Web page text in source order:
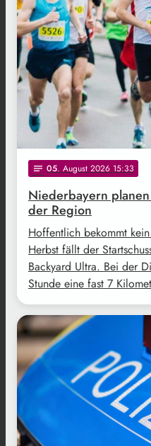
notes 05. August 2026 15:33
Niederbayern
der Region
Hoffentlich bekommt
Herbst fällt der
Backyard Ultra. Bei der
Stunde eine fast 7